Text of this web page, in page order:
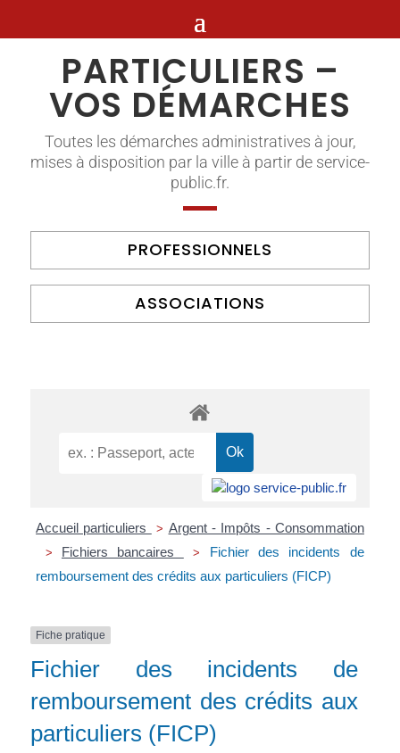
PARTICULIERS –
VOS DÉMARCHES
Toutes les démarches administratives à jour,
mises à disposition par la ville à partir de service-
public.fr.
PROFESSIONNELS
ASSOCIATIONS
Accueil particuliers > Argent - Impôts - Consommation
> Fichiers bancaires >
Fichier des incidents de
remboursement des crédits aux particuliers (FICP)
Fiche pratique
Fichier des incidents de
remboursement des crédits aux
particuliers (FICP)